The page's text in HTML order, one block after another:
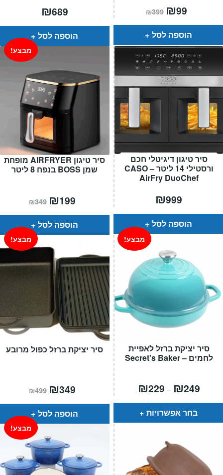
₪689
הוספה לסל
₪399 המחיר
המקורי
היה:
₪399.
₪99
הוא:
הוספה לסל
סיר טיגון AIRFRYER מופחת
שמן BOSS בנפח 8 ליטר
מבצע!
₪349 המחיר
המקורי
היה:
₪349.
₪199
הוא:
הוספה לסל
סיר טיגון דיגיטלי חכם
ורסטילי 14 ליטר – CASO
AirFry DuoChef
₪999
הוספה לסל
סיר יציקת ברזל כפול מרובע
מבצע!
₪499 המחיר
המקורי
היה:
₪499.
₪349
הוא:
הוספה לסל
סיר יציקת ברזל לאפיית
לחמים – Secret's Baker
מבצע!
₪229 – ₪249טווח
⁦₪229⁩
בחר אפשרויות
מבצע!